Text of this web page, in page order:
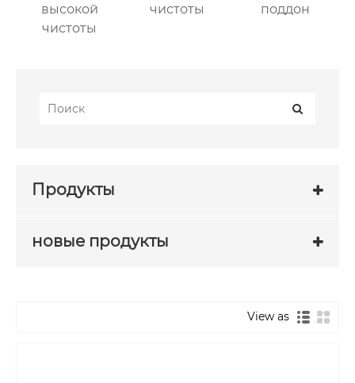
высокой
чистоты
чистоты
поддон
Продукты
новые продукты
View as